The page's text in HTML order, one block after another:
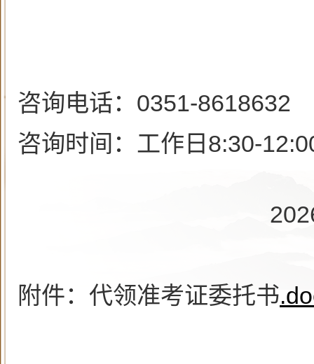
咨询电话：0351-8618632
咨询时间：工作日8:30-
2026年5
附件：代领准考证委托书